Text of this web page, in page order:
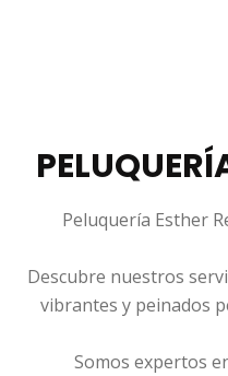
Peluquería Esther
Descubre nuestros
vibrantes y peinados
Somos expertos